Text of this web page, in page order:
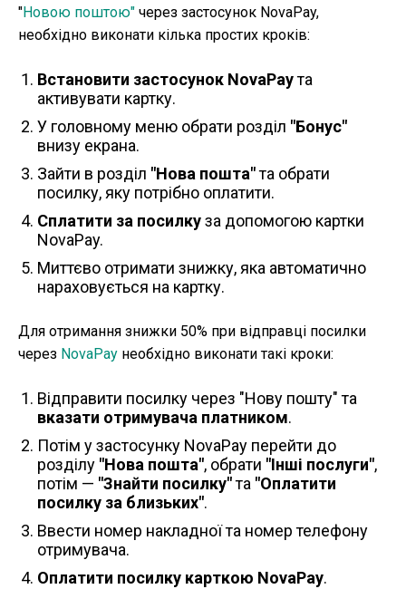
"Новою поштою" через застосунок NovaPay,
необхідно виконати кілька простих кроків:
Встановити застосунок NovaPayта
активувати картку.
У головному меню обрати розділ "Бонус"
внизу екрана.
Зайти в розділ "Нова пошта"та обрати
посилку, яку потрібно оплатити.
Сплатити за посилкуза допомогою картки
NovaPay.
Миттєво отримати знижку, яка автоматично
нараховується на картку.
Для отримання знижки 50% при відправці посилки
через NovaPay необхідно виконати такі кроки:
Відправити посилку через "Нову пошту" та
вказати отримувача платником.
Потім у застосунку NovaPay перейти до
розділу "Нова пошта", обрати "Інші послуги",
потім — "Знайти посилку"та "Оплатити
посилку за близьких".
Ввести номер накладної та номер телефону
отримувача.
Оплатити посилку карткою NovaPay.